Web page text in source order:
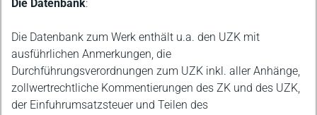
Die Datenbank:
Die Datenbank zum Werk enthält u.a. den UZK mit
ausführlichen Anmerkungen, die
Durchführungsverordnungen zum UZK inkl. aller Anhänge,
zollwertrechtliche Kommentierungen des ZK und des UZK,
der Einfuhrumsatzsteuer und Teilen des